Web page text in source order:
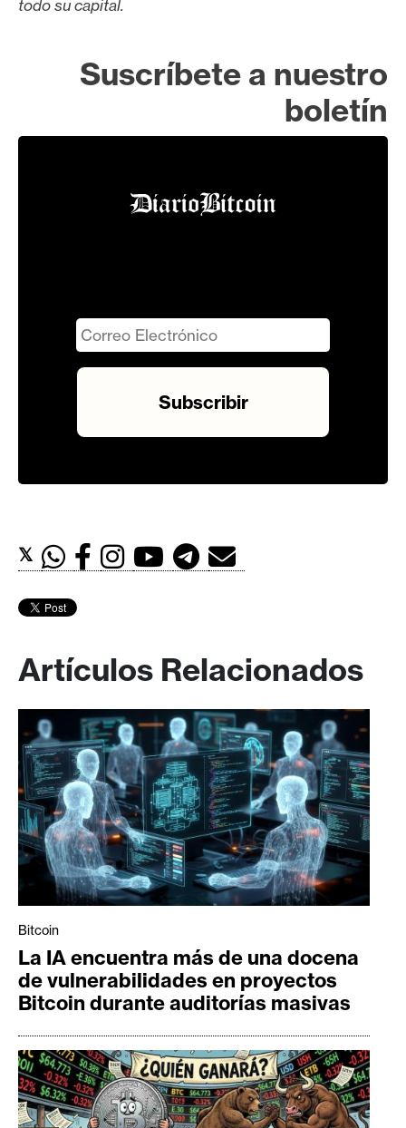
todo su capital.
Suscríbete a nuestro
boletín
𝕏
Artículos Relacionados
Bitcoin
La IA encuentra más de una docena
de vulnerabilidades en proyectos
Bitcoin durante auditorías masivas